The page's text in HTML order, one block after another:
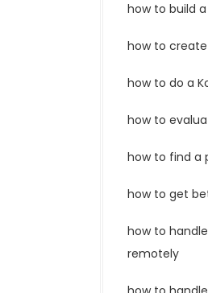
how to build
how to
how to do a
how to
how to find a
how to get
how to
remotely